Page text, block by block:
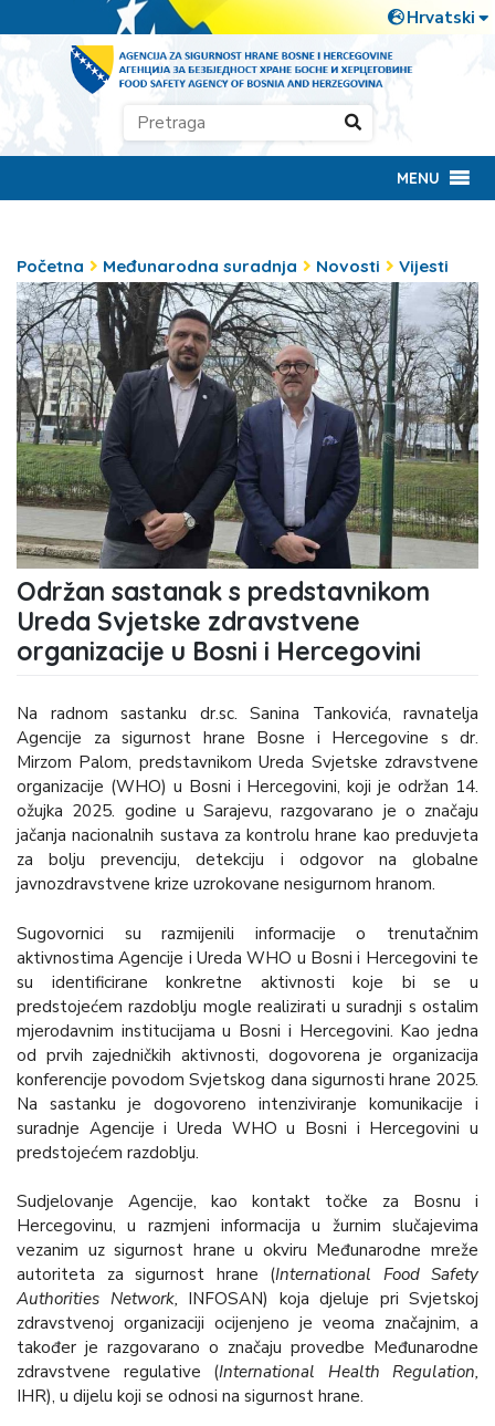
MENU
Početna Međunarodna suradnja Novosti Vijesti
Održan sastanak s predstavnikom
Ureda Svjetske zdravstvene
organizacije u Bosni i Hercegovini
Na radnom sastanku dr.sc. Sanina Tankovića, ravnatelja
Agencije za sigurnost hrane Bosne i Hercegovine s dr.
Mirzom Palom, predstavnikom Ureda Svjetske zdravstvene
organizacije (WHO) u Bosni i Hercegovini, koji je održan 14.
ožujka 2025. godine u Sarajevu, razgovarano je o značaju
jačanja nacionalnih sustava za kontrolu hrane kao preduvjeta
za bolju prevenciju, detekciju i odgovor na globalne
javnozdravstvene krize uzrokovane nesigurnom hranom.
Sugovornici su razmijenili informacije o trenutačnim
aktivnostima Agencije i Ureda WHO u Bosni i Hercegovini te
su identificirane konkretne aktivnosti koje bi se u
predstojećem razdoblju mogle realizirati u suradnji s ostalim
mjerodavnim institucijama u Bosni i Hercegovini. Kao jedna
od prvih zajedničkih aktivnosti, dogovorena je organizacija
konferencije povodom Svjetskog dana sigurnosti hrane 2025.
Na sastanku je dogovoreno intenziviranje komunikacije i
suradnje Agencije i Ureda WHO u Bosni i Hercegovini u
predstojećem razdoblju.
Sudjelovanje Agencije, kao kontakt točke za Bosnu i
Hercegovinu, u razmjeni informacija u žurnim slučajevima
vezanim uz sigurnost hrane u okviru Međunarodne mreže
autoriteta za sigurnost hrane (International Food Safety
Authorities Network, INFOSAN) koja djeluje pri Svjetskoj
zdravstvenoj organizaciji ocijenjeno je veoma značajnim, a
također je razgovarano o značaju provedbe Međunarodne
zdravstvene regulative (International Health Regulation,
IHR), u dijelu koji se odnosi na sigurnost hrane.